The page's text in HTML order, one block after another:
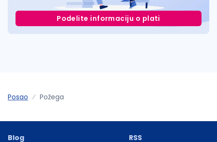
Podelite informaciju o plati
Posao Požega
Blog
RSS